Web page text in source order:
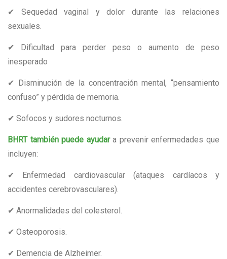
✔ Sequedad vaginal y dolor durante las relaciones
sexuales.
✔ Dificultad para perder peso o aumento de peso
inesperado
✔ Disminución de la concentración mental, “pensamiento
confuso” y pérdida de memoria.
✔ Sofocos y sudores nocturnos.
BHRT también puede ayudara prevenir enfermedades que
incluyen:
✔ Enfermedad cardiovascular (ataques cardíacos y
accidentes cerebrovasculares).
✔ Anormalidades del colesterol.
✔ Osteoporosis.
✔ Demencia de Alzheimer.